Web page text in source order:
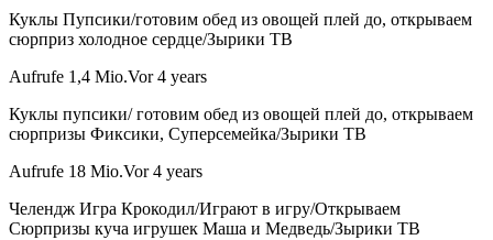
Куклы Пупсики/готовим обед из овощей плей до, открываем
сюрприз холодное сердце/Зырики ТВ
Aufrufe 1,4 Mio.Vor 4 years
Куклы пупсики/ готовим обед из овощей плей до, открываем
сюрпризы Фиксики, Суперсемейка/Зырики ТВ
Aufrufe 18 Mio.Vor 4 years
Челендж Игра Крокодил/Играют в игру/Открываем
Сюрпризы куча игрушек Маша и Медведь/Зырики ТВ